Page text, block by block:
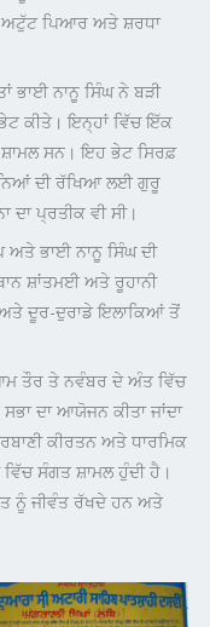
ਅਟੁੱਟ ਪਿਆਰ ਅਤੇ ਸ਼ਰਧਾ
ਭਾਈ ਨਾਨੂ ਸਿੰਘ ਨੇ ਬੜੀ
ਕੀਤੇ। ਇਨ੍ਹਾਂ ਵਿੱਚ ਇੱਕ
ਸਨ। ਇਹ ਭੇਟ ਸਿਰਫ਼
ਨਿਆਂ ਦੀ ਰੱਖਿਆ ਲਈ ਗੁਰੂ
ਦਾ ਪ੍ਰਤੀਕ ਵੀ ਸੀ।
ਅਤੇ ਭਾਈ ਨਾਨੂ ਸਿੰਘ ਦੀ
ਸ਼ਾਂਤਮਈ ਅਤੇ ਰੂਹਾਨੀ
ਦੂਰ-ਦੁਰਾਡੇ ਇਲਾਕਿਆਂ ਤੋਂ
ਤੌਰ ਤੇ ਨਵੰਬਰ ਦੇ ਅੰਤ ਵਿੱਚ
ਦਾ ਆਯੋਜਨ ਕੀਤਾ ਜਾਂਦਾ
ਕੀਰਤਨ ਅਤੇ ਧਾਰਮਿਕ
ਵਿੱਚ ਸੰਗਤ ਸ਼ਾਮਲ ਹੁੰਦੀ ਹੈ।
ਨੂੰ ਜੀਵੰਤ ਰੱਖਦੇ ਹਨ ਅਤੇ